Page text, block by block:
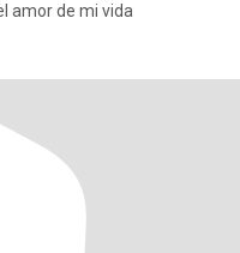
amor de mi vida